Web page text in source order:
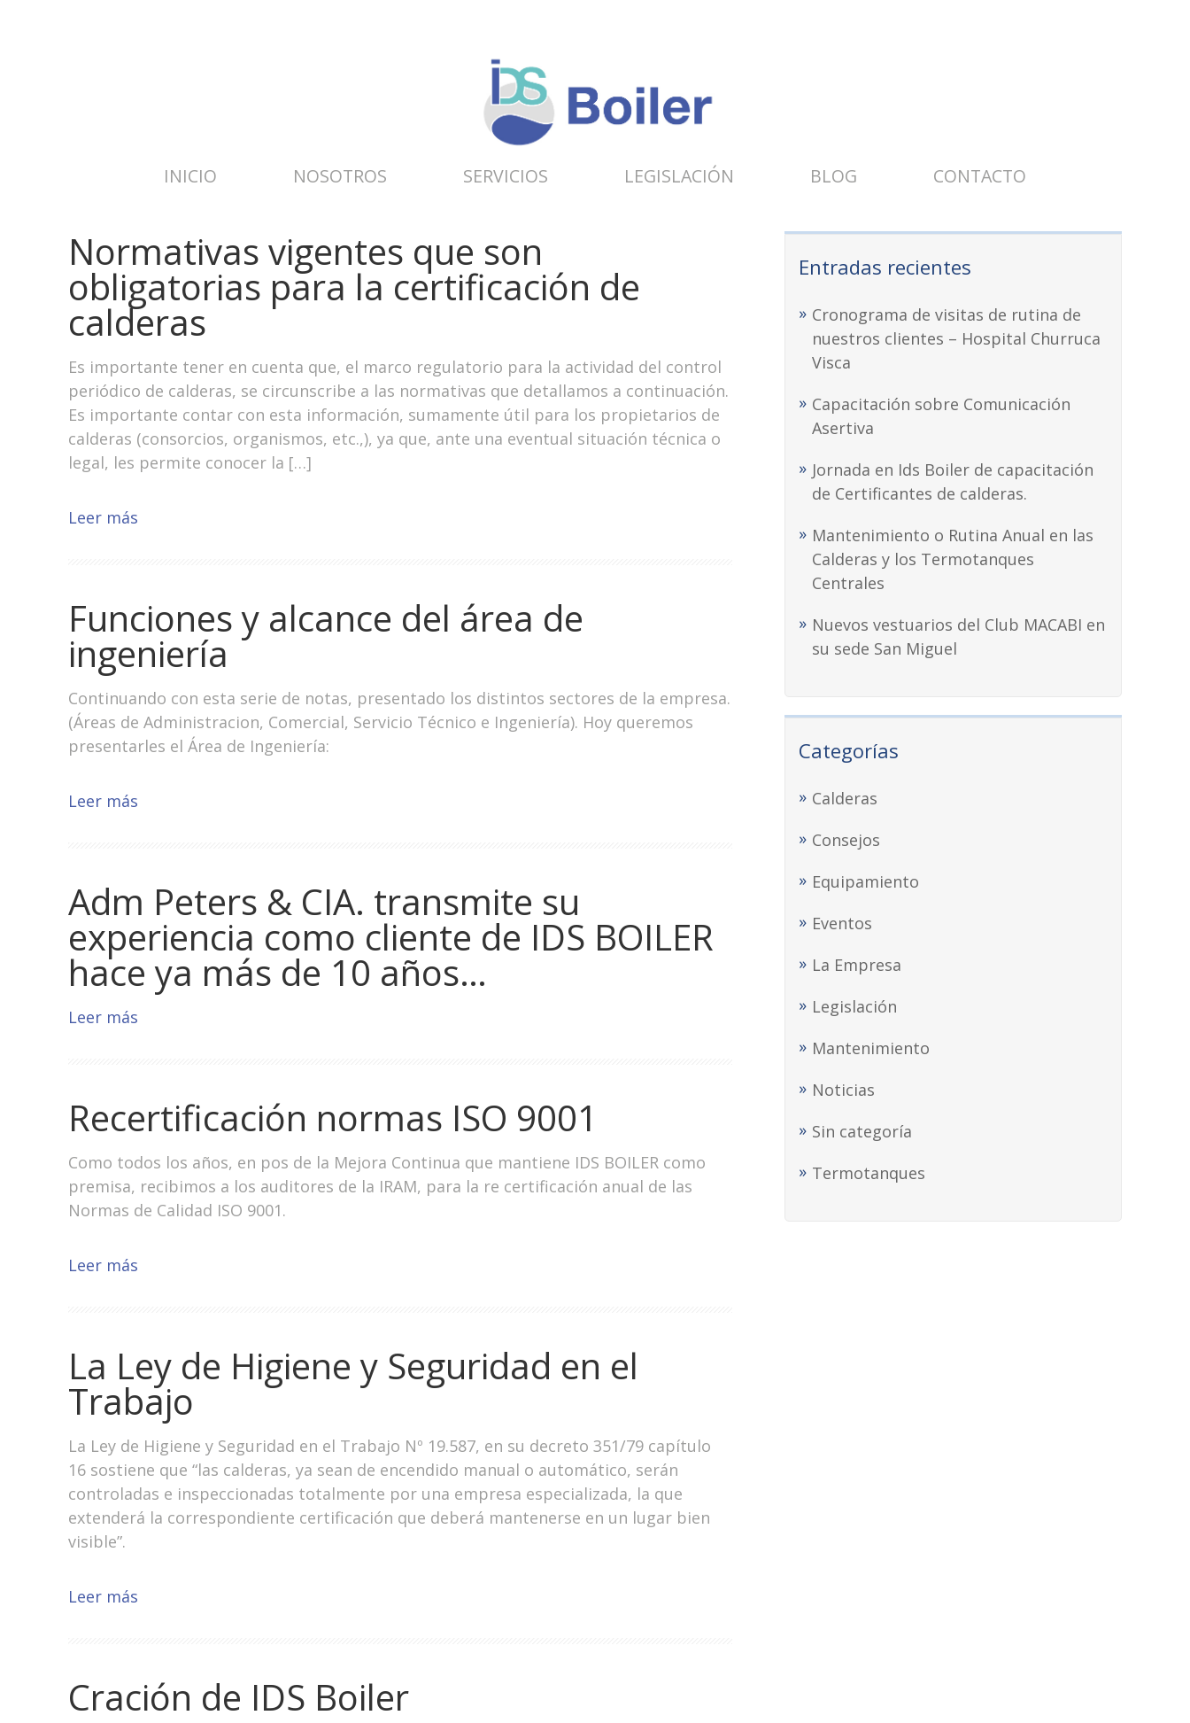
INICIO NOSOTROS SERVICIOS LEGISLACIÓN BLOG CONTACTO
Normativas vigentes que son
obligatorias para la certificación de
calderas
Es importante tener en cuenta que, el marco regulatorio para la actividad del control
periódico de calderas, se circunscribe a las normativas que detallamos a continuación.
Es importante contar con esta información, sumamente útil para los propietarios de
calderas (consorcios, organismos, etc.,), ya que, ante una eventual situación técnica o
legal, les permite conocer la […]
Leer más
Funciones y alcance del área de
ingeniería
Continuando con esta serie de notas, presentado los distintos sectores de la empresa.
(Áreas de Administracion, Comercial, Servicio Técnico e Ingeniería). Hoy queremos
presentarles el Área de Ingeniería:
Leer más
Adm Peters & CIA. transmite su
experiencia como cliente de IDS BOILER
hace ya más de 10 años…
Leer más
Recertificación normas ISO 9001
Como todos los años, en pos de la Mejora Continua que mantiene IDS BOILER como
premisa, recibimos a los auditores de la IRAM, para la re certificación anual de las
Normas de Calidad ISO 9001.
Leer más
La Ley de Higiene y Seguridad en el
Trabajo
La Ley de Higiene y Seguridad en el Trabajo Nº 19.587, en su decreto 351/79 capítulo
16 sostiene que “las calderas, ya sean de encendido manual o automático, serán
controladas e inspeccionadas totalmente por una empresa especializada, la que
extenderá la correspondiente certificación que deberá mantenerse en un lugar bien
visible”.
Leer más
Cración de IDS Boiler
Entradas recientes
Cronograma de visitas de rutina de
nuestros clientes – Hospital Churruca
Visca
Capacitación sobre Comunicación
Asertiva
Jornada en Ids Boiler de capacitación
de Certificantes de calderas.
Mantenimiento o Rutina Anual en las
Calderas y los Termotanques
Centrales
Nuevos vestuarios del Club MACABI en
su sede San Miguel
Categorías
Calderas
Consejos
Equipamiento
Eventos
La Empresa
Legislación
Mantenimiento
Noticias
Sin categoría
Termotanques